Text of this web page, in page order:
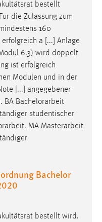
bestellt
die Zulassung zum
160
a [...] Anlage
6.3) wird doppelt
ist erfolgreich
Modulen und in der
[...] angegebener
BA Bachelorarbeit
studentischer
. MA Masterarbeit
Bachelor
bestellt wird.
mibew_locale, mibew-
nutzen zu können.
style-
mibew_locale = 3